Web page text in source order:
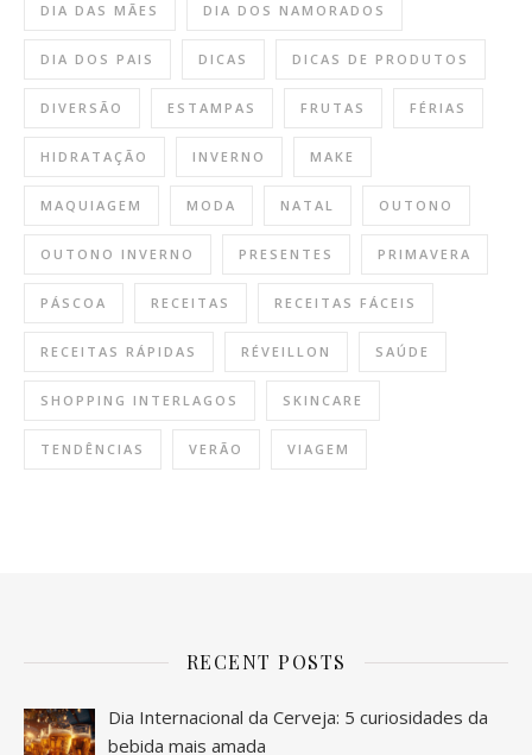
DIA DAS MÃES DIA DOS NAMORADOS
DIA DOS PAIS DICAS DICAS DE PRODUTOS
DIVERSÃO ESTAMPAS FRUTAS FÉRIAS
HIDRATAÇÃO INVERNO MAKE
MAQUIAGEM MODA NATAL OUTONO
OUTONO INVERNO PRESENTES PRIMAVERA
PÁSCOA RECEITAS RECEITAS FÁCEIS
RECEITAS RÁPIDAS RÉVEILLON SAÚDE
SHOPPING INTERLAGOS SKINCARE
TENDÊNCIAS VERÃO VIAGEM
RECENT POSTS
Dia Internacional da Cerveja: 5 curiosidades da
bebida mais amada